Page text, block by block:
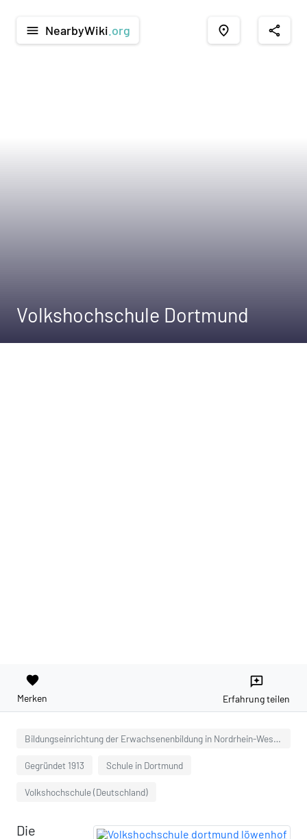
menu NearbyWiki .org place share
Volkshochschule Dortmund
favorite
Merken
reviews
Erfahrung teilen
Bildungseinrichtung der Erwachsenenbildung in Nordrhein-Westfalen
Gegründet 1913 Schule in Dortmund
Volkshochschule (Deutschland)
Die